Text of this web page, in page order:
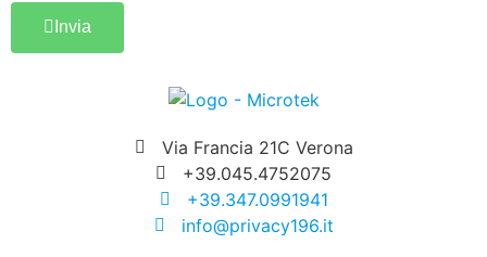
Invia
Via Francia 21C Verona
+39.045.4752075
+39.347.0991941
info@privacy196.it